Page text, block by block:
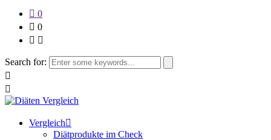
0
0
Search for:
Vergleich
Diätprodukte im Check